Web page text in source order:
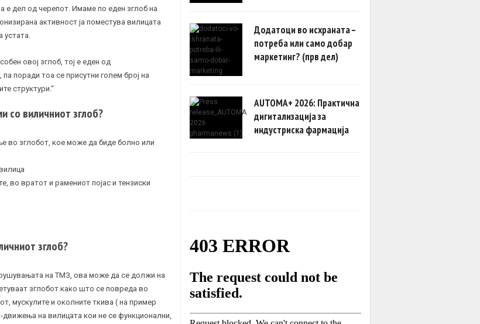
е дел од черепот. Имаме по еден зглоб на
активност ја поместува вилицата
овој зглоб, тој е еден од
поради тоа се присутни голем број на
структури.“
со виличниот зглоб?
во зглобот, кое може да биде болно или
во вратот и рамениот појас и тензиски
зглоб?
на ТМЗ, ова може да се должи на
зглобот како што се повреда во
мускулите и околните ткива ( на пример
на вилицата кои не се функционални,
Додатоци во исхраната –
потреба или само добар
маркетинг? (прв дел)
AUTOMA+ 2026: Практична
дигитализација за
индустриска фармација